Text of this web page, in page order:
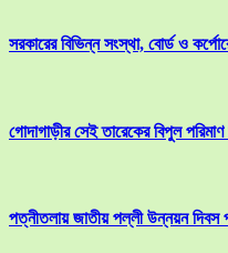
সরকারের বিভিন্ন সংস্থা, বোর্ড ও
গোদাগাড়ীর সেই তারেকের বিপুল
পত্নীতলায় জাতীয় পল্লী উন্নয়ন দিবস